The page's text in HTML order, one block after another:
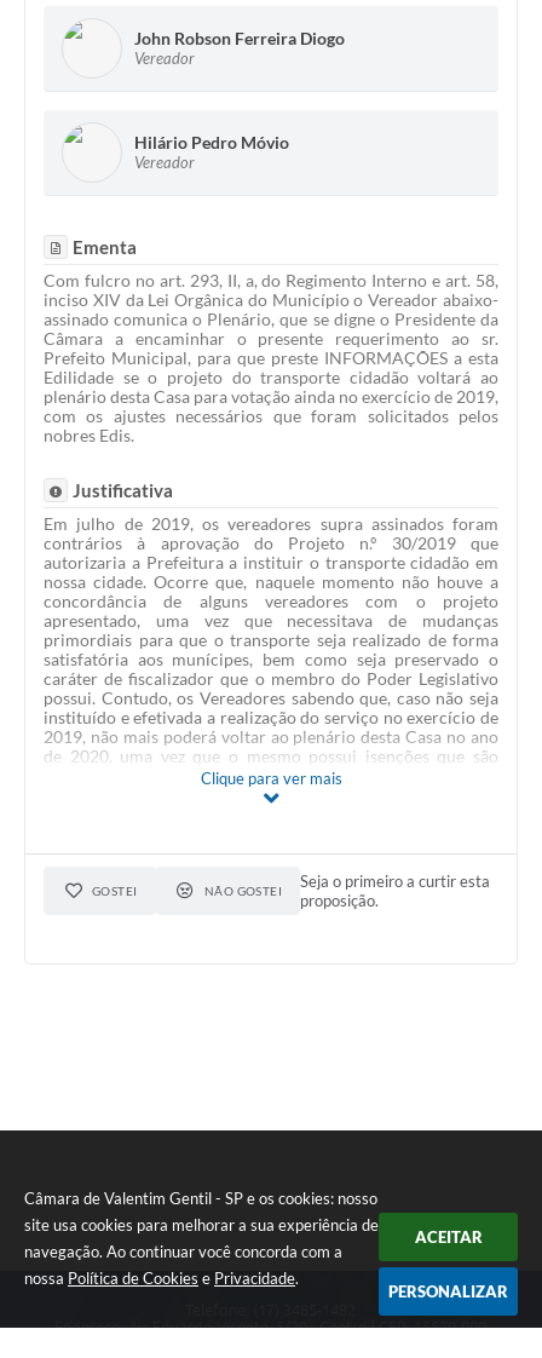
Câmara de Valentim Gentil - SP e os cookies: nosso
site usa cookies para melhorar a sua experiência de
navegação. Ao continuar você concorda com a
nossa Política de Cookies e Privacidade.
ACEITAR
PERSONALIZAR
John Robson Ferreira Diogo
Vereador
Hilário Pedro Móvio
Vereador
Ementa
Com fulcro no art. 293, II, a, do Regimento Interno e art. 58,
inciso XIV da Lei Orgânica do Município o Vereador abaixo-
assinado comunica o Plenário, que se digne o Presidente da
Câmara a encaminhar o presente requerimento ao sr.
Prefeito Municipal, para que preste INFORMAÇÕES a esta
Edilidade se o projeto do transporte cidadão voltará ao
plenário desta Casa para votação ainda no exercício de 2019,
com os ajustes necessários que foram solicitados pelos
nobres Edis.
Justificativa
Em julho de 2019, os vereadores supra assinados foram
contrários à aprovação do Projeto n.º 30/2019 que
autorizaria a Prefeitura a instituir o transporte cidadão em
nossa cidade. Ocorre que, naquele momento não houve a
concordância de alguns vereadores com o projeto
apresentado, uma vez que necessitava de mudanças
primordiais para que o transporte seja realizado de forma
satisfatória aos munícipes, bem como seja preservado o
caráter de fiscalizador que o membro do Poder Legislativo
possui. Contudo, os Vereadores sabendo que, caso não seja
instituído e efetivada a realização do serviço no exercício de
2019, não mais poderá voltar ao plenário desta Casa no ano
de 2020, uma vez que o mesmo possui isenções que são
proibidas de serem instituídas em ano eleitoral. Diante do
permissivo legal e na condição de Vereadores, requerem que
transporte cidadão na cidade de Valentim Gentil com as
modificações apresentadas pelos nobres Edis.
Clique para ver mais
GOSTEI NÃO GOSTEI
Seja o primeiro a curtir esta
proposição.
Endereço: Av: Eduardo Vicente, 5/20 - Centro | CEP: 15520-000